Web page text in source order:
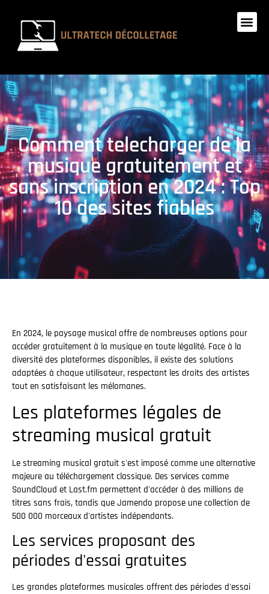
Comment telecharger de la
musique gratuitement et
sans inscription en 2024 : Top
10 des sites fiables
En 2024, le paysage musical offre de nombreuses options pour
accéder gratuitement à la musique en toute légalité. Face à la
diversité des plateformes disponibles, il existe des solutions
adaptées à chaque utilisateur, respectant les droits des artistes
tout en satisfaisant les mélomanes.
Les plateformes légales de
streaming musical gratuit
Le streaming musical gratuit s'est imposé comme une alternative
majeure au téléchargement classique. Des services comme
SoundCloud et Last.fm permettent d'accéder à des millions de
titres sans frais, tandis que Jamendo propose une collection de
500 000 morceaux d'artistes indépendants.
Les services proposant des
périodes d'essai gratuites
Les grandes plateformes musicales offrent des périodes d'essai